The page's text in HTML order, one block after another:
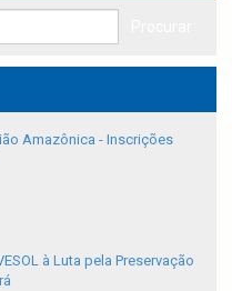
Amazônica - Inscrições
à Luta pela Preservação